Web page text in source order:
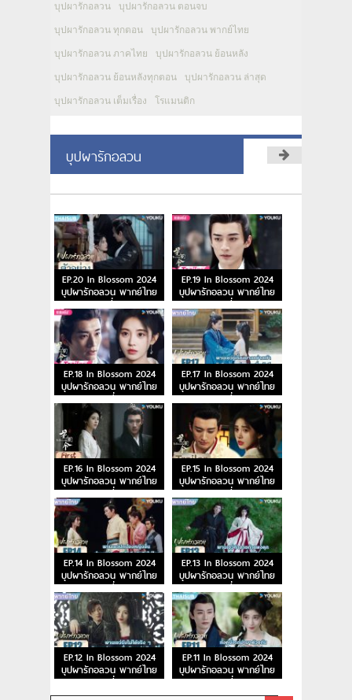
บุปผารักอลวน บุปผารักอลวน ตอนจบ
บุปผารักอลวน ทุกตอน บุปผารักอลวน พากย์ไทย
บุปผารักอลวน ภาคไทย บุปผารักอลวน ย้อนหลัง
บุปผารักอลวน ย้อนหลังทุกตอน บุปผารักอลวน ล่าสุด
บุปผารักอลวน เต็มเรื่อง โรแมนติก
บุปผารักอลวน
EP.20 In Blossom 2024
บุปผารักอลวน พากย์ไทย
ตอนที่ 20
EP.19 In Blossom 2024
บุปผารักอลวน พากย์ไทย
ตอนที่ 19
EP.18 In Blossom 2024
บุปผารักอลวน พากย์ไทย
ตอนที่ 18
EP.17 In Blossom 2024
บุปผารักอลวน พากย์ไทย
ตอนที่ 17
EP.16 In Blossom 2024
บุปผารักอลวน พากย์ไทย
ตอนที่ 16
EP.15 In Blossom 2024
บุปผารักอลวน พากย์ไทย
ตอนที่ 15
EP.14 In Blossom 2024
บุปผารักอลวน พากย์ไทย
ตอนที่ 14
EP.13 In Blossom 2024
บุปผารักอลวน พากย์ไทย
ตอนที่ 13
EP.12 In Blossom 2024
บุปผารักอลวน พากย์ไทย
ตอนที่ 12
EP.11 In Blossom 2024
บุปผารักอลวน พากย์ไทย
ตอนที่ 11